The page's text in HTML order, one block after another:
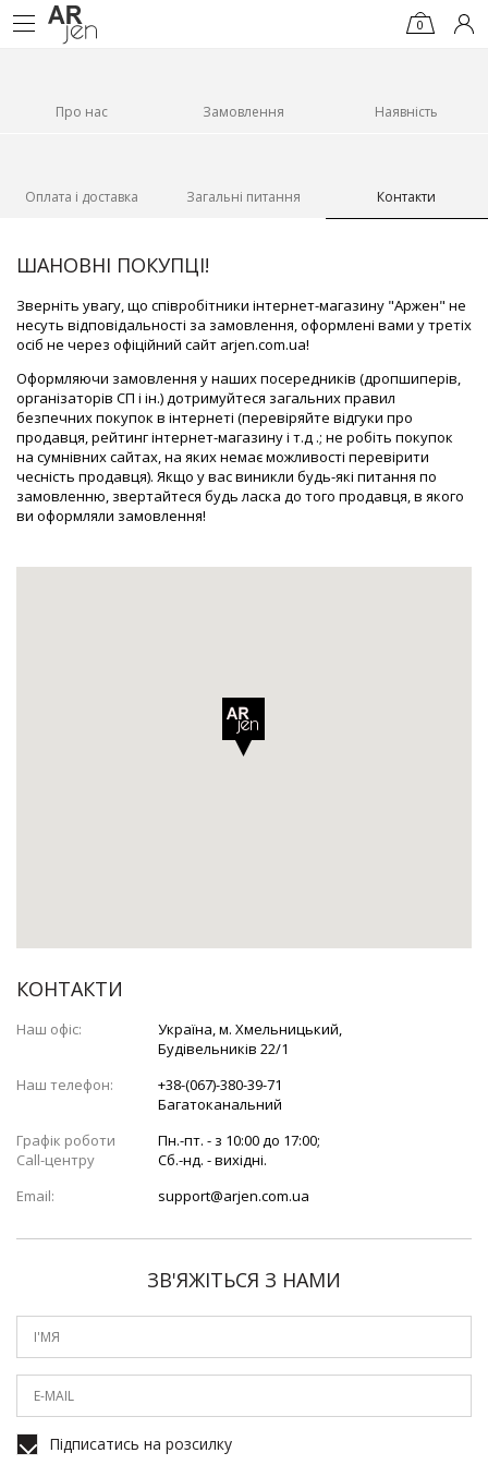
0
Про нас Замовлення Наявність
Оплата і доставка Загальні питання Контакти
ШАНОВНІ ПОКУПЦІ!
Зверніть увагу, що співробітники інтернет-магазину "Аржен" не
несуть відповідальності за замовлення, оформлені вами у третіх
осіб не через офіційний сайт arjen.com.ua!
Оформляючи замовлення у наших посередників (дропшиперів,
організаторів СП і ін.) дотримуйтеся загальних правил
безпечних покупок в інтернеті (перевіряйте відгуки про
продавця, рейтинг інтернет-магазину і т.д .; не робіть покупок
на сумнівних сайтах, на яких немає можливості перевірити
чесність продавця). Якщо у вас виникли будь-які питання по
замовленню, звертайтеся будь ласка до того продавця, в якого
ви оформляли замовлення!
КОНТАКТИ
Наш офіс:
Україна, м. Хмельницький,
Будівельників 22/1
Наш телефон:
+38-(067)-380-39-71
Багатоканальний
Графік роботи
Call-центру
Пн.-пт. - з 10:00 до 17:00;
Сб.-нд. - вихідні.
Email:
support@arjen.com.ua
ЗВ'ЯЖІТЬСЯ З НАМИ
Підписатись на розсилку